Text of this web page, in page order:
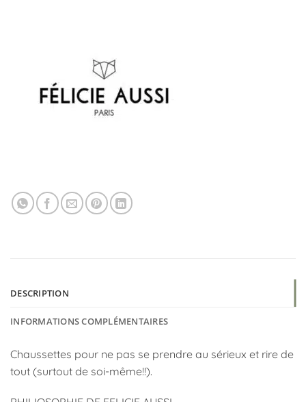
DESCRIPTION
INFORMATIONS COMPLÉMENTAIRES
Chaussettes pour ne pas se prendre au sérieux et rire de
tout (surtout de soi-même!!).